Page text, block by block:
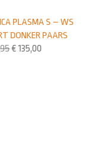
PLASMA S – WS
DONKER PAARS
€ 135,00